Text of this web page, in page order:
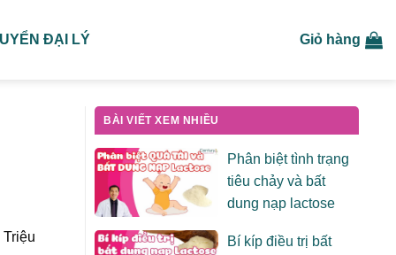
ĐẠI LÝ Giỏ hàng
BÀI VIẾT XEM NHIỀU
Phân biệt tình trạng
tiêu chảy và bất
dung nạp lactose
Bí kíp điều trị bất